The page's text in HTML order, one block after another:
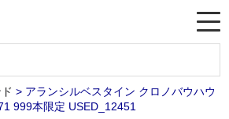
> アランシルベスタイン クロノバウハウ
999本限定 USED_12451